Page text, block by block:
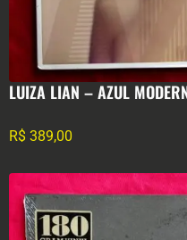
LUIZA LIAN – AZUL
R$ 389,00